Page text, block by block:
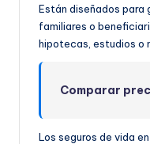
Están diseñados para
familiares o
hipotecas, estudios o
Comparar
Los seguros de vida